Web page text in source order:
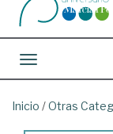
Toggle
Inicio /Otras